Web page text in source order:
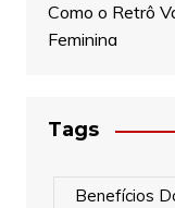
Como o Retrô
Feminina
Tags
Benefícios